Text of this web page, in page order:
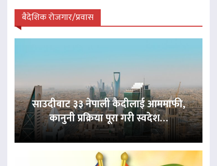
बैदेशिक रोजगार/प्रवास
साउदीबाट ३३ नेपाली कैदीलाई आममाफी,
कानुनी प्रक्रिया पूरा गरी स्वदेश…